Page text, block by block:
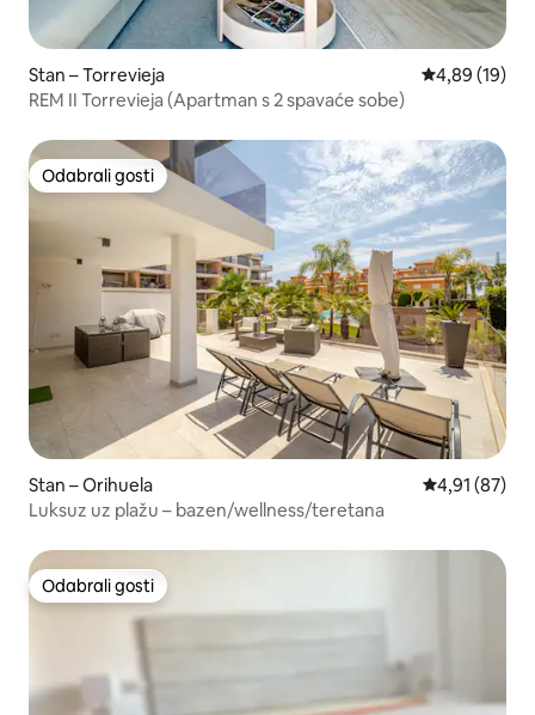
Stan – Torrevieja Prosječna
4,89 (19)
REM II Torrevieja (Apartman s 2 spavaće sobe)
Odabrali gosti
Odabrali gosti
Stan – Orihuela Prosječna
4,91 (87)
Luksuz uz plažu – bazen/wellness/teretana
Odabrali gosti
Odabrali gosti